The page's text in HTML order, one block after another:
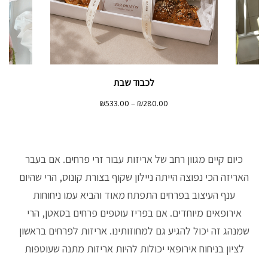
זר Noble Wild
₪350.00
–
₪950.00
כיום קיים מגוון רחב של אריזות עבור זרי פרחים. אם בעבר
האריזה הכי נפוצה הייתה ניילון שקוף בצורת קונוס, הרי שהיום
ענף העיצוב בפרחים התפתח מאוד והביא עמו ניחוחות
אירופאים מיוחדים. אם בפריז עוטפים פרחים בסאטן, הרי
שמנהג זה יכול להגיע גם למחוזותינו. אריזות לפרחים בראשון
לציון בניחוח אירופאי יכולות להיות אריזות מתנה שעוטפות